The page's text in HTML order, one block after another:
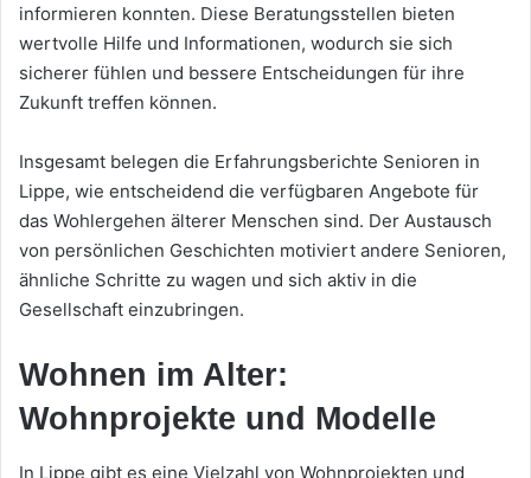
informieren konnten. Diese Beratungsstellen bieten
wertvolle Hilfe und Informationen, wodurch sie sich
sicherer fühlen und bessere Entscheidungen für ihre
Zukunft treffen können.
Insgesamt belegen die Erfahrungsberichte Senioren in
Lippe, wie entscheidend die verfügbaren Angebote für
das Wohlergehen älterer Menschen sind. Der Austausch
von persönlichen Geschichten motiviert andere Senioren,
ähnliche Schritte zu wagen und sich aktiv in die
Gesellschaft einzubringen.
Wohnen im Alter:
Wohnprojekte und Modelle
In Lippe gibt es eine Vielzahl von Wohnprojekten und